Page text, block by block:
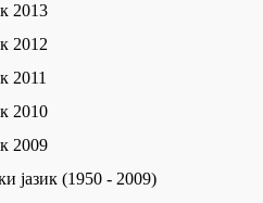
2013
2012
2011
2010
2009
јазик (1950 - 2009)